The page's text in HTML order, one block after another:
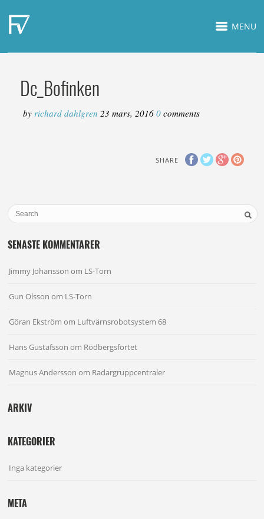
MENU
Dc_Bofinken
byrichard dahlgren23 mars, 2016 0comments
SHARE
SENASTE KOMMENTARER
Jimmy Johansson om LS-Torn
Gun Olsson om LS-Torn
Göran Ekström om Luftvärnsrobotsystem 68
Hans Gustafsson om Rödbergsfortet
Magnus Andersson om Radargruppcentraler
ARKIV
KATEGORIER
Inga kategorier
META